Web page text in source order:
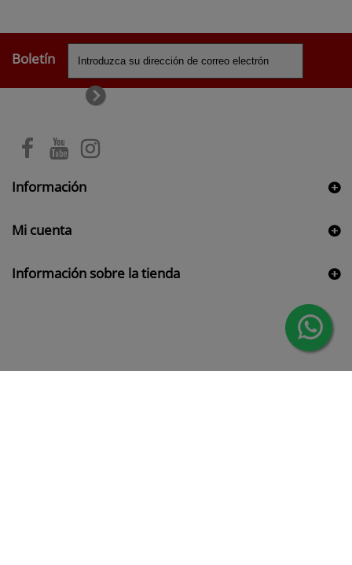
Boletín
Información
Mi cuenta
Información sobre la tienda